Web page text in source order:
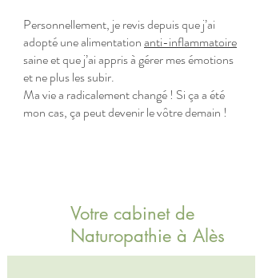
Personnellement, je revis depuis que j’ai
adopté une alimentationanti-inflammatoire
saineet que j’ai appris à gérer mes émotions
et ne plus les subir.
Ma vie a radicalement changé ! Si ça a été
mon cas, ça peut devenir le vôtre demain !
Votre cabinet de
Naturopathie à Alès